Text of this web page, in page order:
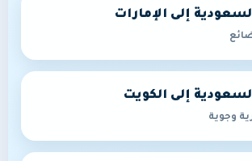
إلى الإمارات
إلى الكويت
وجوية